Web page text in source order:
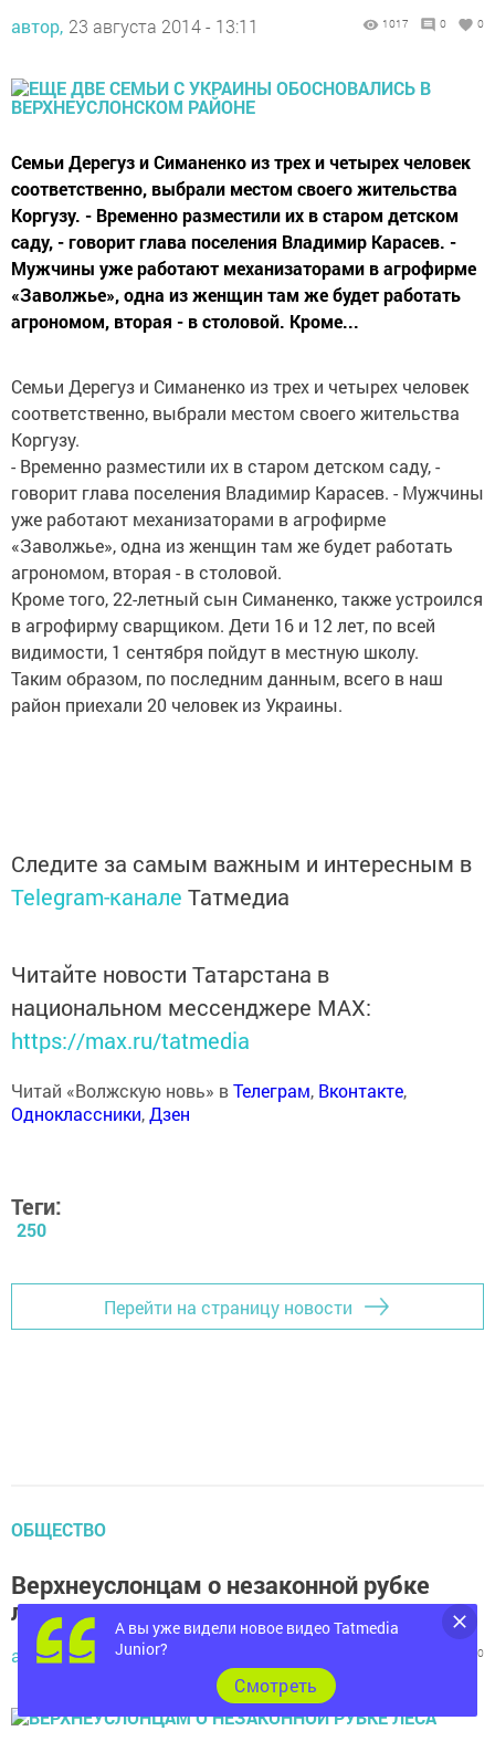
автор, 23 августа 2014 - 13:11 1017 0 0
Семьи Дерегуз и Симаненко из трех и четырех человек
соответственно, выбрали местом своего жительства
Коргузу. - Временно разместили их в старом детском
саду, - говорит глава поселения Владимир Карасев. -
Мужчины уже работают механизаторами в агрофирме
«Заволжье», одна из женщин там же будет работать
агрономом, вторая - в столовой. Кроме...
Семьи Дерегуз и Симаненко из трех и четырех человек
соответственно, выбрали местом своего жительства
Коргузу.
- Временно разместили их в старом детском саду, -
говорит глава поселения Владимир Карасев. - Мужчины
уже работают механизаторами в агрофирме
«Заволжье», одна из женщин там же будет работать
агрономом, вторая - в столовой.
Кроме того, 22-летный сын Симаненко, также устроился
в агрофирму сварщиком. Дети 16 и 12 лет, по всей
видимости, 1 сентября пойдут в местную школу.
Таким образом, по последним данным, всего в наш
район приехали 20 человек из Украины.
Следите за самым важным и интересным в
Telegram-канале Татмедиа
Читайте новости Татарстана в
национальном мессенджере MАХ:
https://max.ru/tatmedia
Читай «Волжскую новь» вТелеграм, Вконтакте,
Одноклассники,Дзен
Теги:
250
Перейти на страницу новости
ОБЩЕСТВО
Верхнеуслонцам о незаконной рубке
леса
автор, 23 августа 2014 - 13:03 0
А вы уже видели новое видео Tatmedia
Junior?
Cмотреть